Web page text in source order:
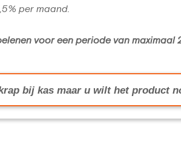
per maand.
voor een periode van maximaal
bij kas maar u wilt het product